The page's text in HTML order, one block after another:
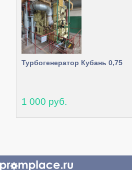
Турбогенератор Кубань 0,75
1 000 руб.